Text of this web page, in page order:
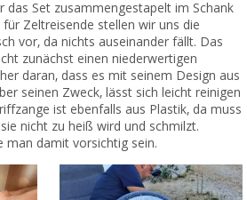
das Set zusammengestapelt im Schank
Zeltreisende stellen wir uns die
vor, da nichts auseinander fällt. Das
zunächst einen niederwertigen
daran, dass es mit seinem Design aus
seinen Zweck, lässt sich leicht reinigen
ist ebenfalls aus Plastik, da muss
nicht zu heiß wird und schmilzt.
man damit vorsichtig sein.